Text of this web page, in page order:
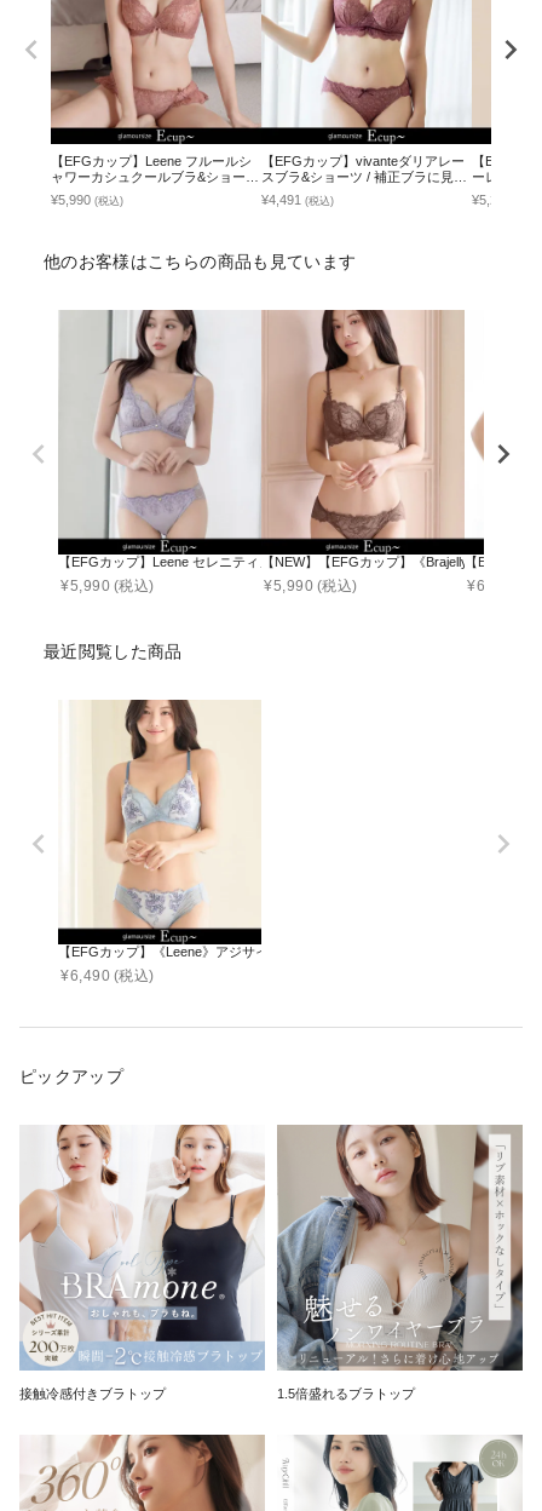
【EFGカップ】Leene フルールシ
ャワーカシュクールブラ&ショーツ
セット / 痛くない脇高谷間ブラ
¥5,990 (税込)
【EFGカップ】vivanteダリアレー
スブラ&ショーツ / 補正ブラに見え
ない脇肉撃退ブラ
¥4,491 (税込)
【EFGカ
ーレース
¥5,290
他のお客様はこちらの商品も見ています
【EFGカップ】Leene セレニティノンワイヤーブラ&ショーツ
¥5,990 (税込)
【NEW】【EFGカップ】《Brajelly》フロリ
¥5,990 (税込)
【EFカッ
¥6,190
最近閲覧した商品
【EFGカップ】《Leene》アジサイレースブラ＆ショーツ
¥6,490 (税込)
ピックアップ
接触冷感付きブラトップ 1.5倍盛れるブラトップ